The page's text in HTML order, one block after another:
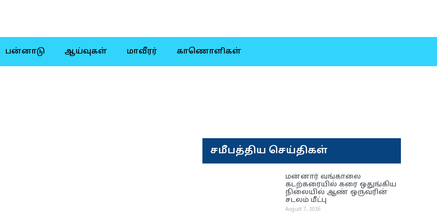
பன்னாடு ஆய்வுகள் மாவீரர் காணொளிகள்
சமீபத்திய செய்திகள்
மன்னார் வங்காலை
கடற்கரையில் கரை ஒதுங்கிய
நிலையில் ஆண் ஒருவரின்
சடலம் மீட்பு
August 7, 2026